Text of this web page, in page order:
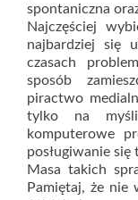
spontaniczna
Najczęściej
najbardziej się
czasach
sposób
piractwo
tylko na
komputerowe
posługiwanie
Masa takich
Pamiętaj, że nie